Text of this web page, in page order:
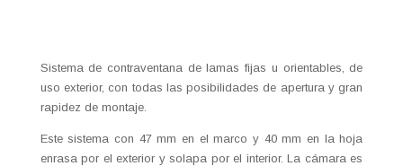
Sistema de contraventana de lamas fijas u orientables, de
uso exterior, con todas las posibilidades de apertura y gran
rapidez de montaje.
Este sistema con 47 mm en el marco y 40 mm en la hoja
enrasa por el exterior y solapa por el interior. La cámara es